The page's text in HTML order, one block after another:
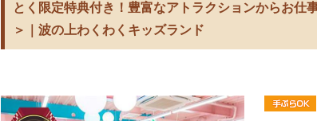
とく限定特典付き！豊富なアトラクションからお
＞｜波の上わくわくキッズランド